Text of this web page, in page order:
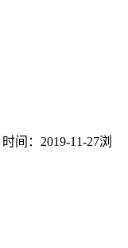
时间：2019-11-27浏